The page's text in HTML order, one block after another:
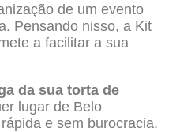
de um evento
Pensando nisso, a Kit
a facilitar a sua
da sua torta de
lugar de Belo
e sem burocracia.